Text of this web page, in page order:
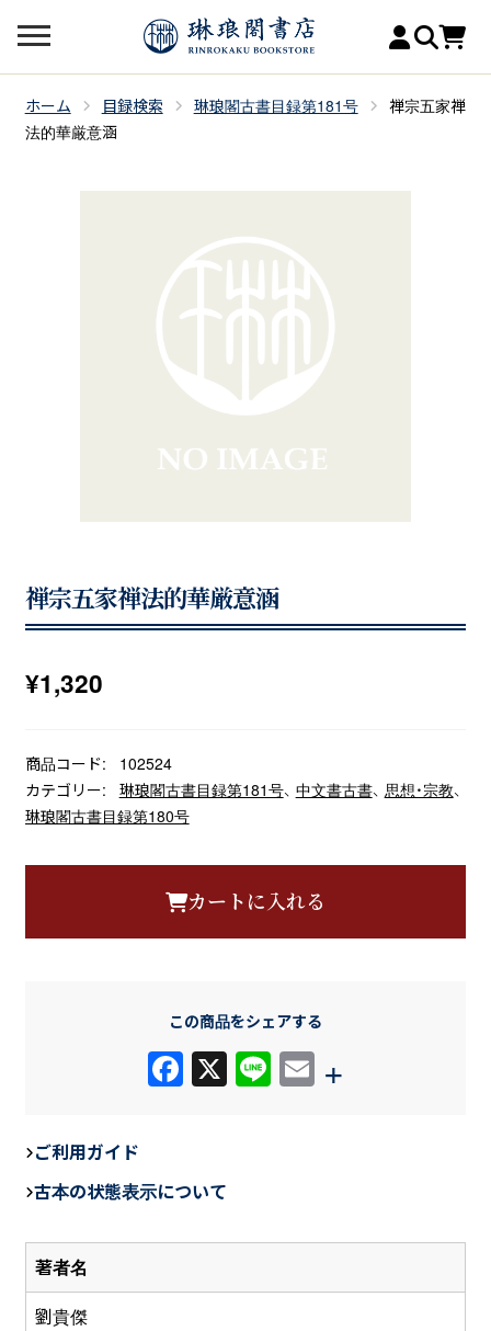
ホーム 目録検索 琳琅閣古書目録第181号
禅宗五家禅
法的華厳意涵
禅宗五家禅法的華厳意涵
¥1,320
商品コード:
102524
カテゴリー:
琳琅閣古書目録第181号、 中文書古書、 思想・宗教、
琳琅閣古書目録第180号
著者名
劉貴傑
カートに入れる
この商品をシェアする
F
e
b
o
o
X Li E
+
ご利用ガイド
古本の状態表示について